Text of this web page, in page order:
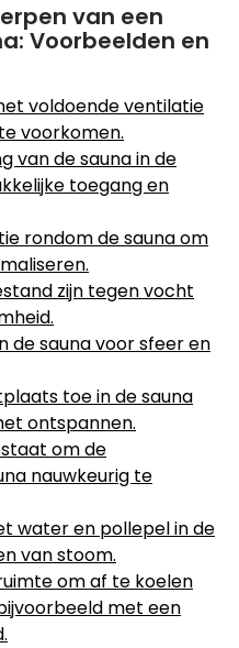
van een
Voorbeelden en
voldoende ventilatie
voorkomen.
van de sauna in de
toegang en
rondom de sauna om
zijn tegen vocht
de sauna voor sfeer en
toe in de sauna
ontspannen.
om de
nauwkeurig te
water en pollepel in de
van stoom.
om af te koelen
met een